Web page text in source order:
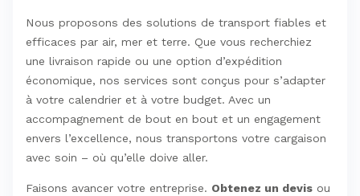
Nous proposons des solutions de transport fiables et
efficaces par air, mer et terre. Que vous recherchiez
une livraison rapide ou une option d’expédition
économique, nos services sont conçus pour s’adapter
à votre calendrier et à votre budget. Avec un
accompagnement de bout en bout et un engagement
envers l’excellence, nous transportons votre cargaison
avec soin – où qu’elle doive aller.
Faisons avancer votre entreprise. Obtenez un devis ou